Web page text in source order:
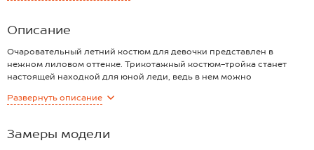
Описание
Очаровательный летний костюм для девочки представлен в
нежном лиловом оттенке. Трикотажный костюм-тройка станет
настоящей находкой для юной леди, ведь в нем можно
провести время.
качественного хлопкового трикотажа плотностью 180 г/м²,
Развернуть описание
Замеры модели